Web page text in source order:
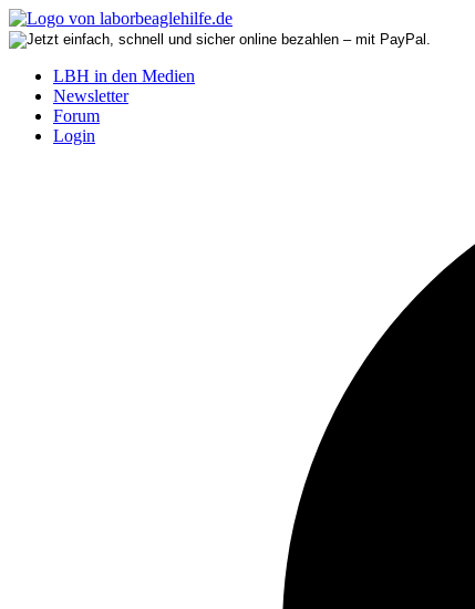
LBH in den Medien
Newsletter
Forum
Login